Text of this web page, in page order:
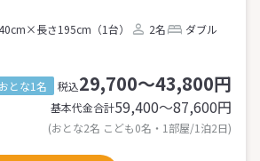
長さ195cm（1台） 2名
ダブル
おとな1名 税込29,700～43,800円
基本代金合計59,400〜87,600円
(おとな2名 こども0名・1部屋/1泊2日)